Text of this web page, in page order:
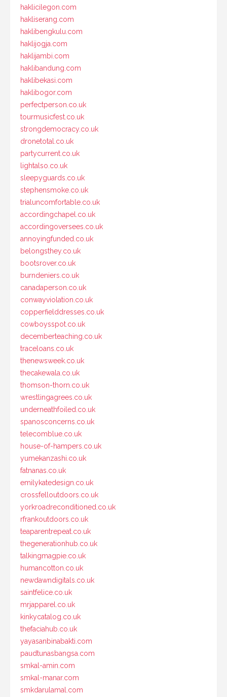
haklicilegon.com
hakliserang.com
haklibengkulu.com
haklijogja.com
haklijambi.com
haklibandung.com
haklibekasi.com
haklibogor.com
perfectperson.co.uk
tourmusicfest.co.uk
strongdemocracy.co.uk
dronetotal.co.uk
partycurrent.co.uk
lightalso.co.uk
sleepyguards.co.uk
stephensmoke.co.uk
trialuncomfortable.co.uk
accordingchapel.co.uk
accordingoversees.co.uk
annoyingfunded.co.uk
belongsthey.co.uk
bootsrover.co.uk
burndeniers.co.uk
canadaperson.co.uk
conwayviolation.co.uk
copperfielddresses.co.uk
cowboysspot.co.uk
decemberteaching.co.uk
traceloans.co.uk
thenewsweek.co.uk
thecakewala.co.uk
thomson-thorn.co.uk
wrestlingagrees.co.uk
underneathfoiled.co.uk
spanosconcerns.co.uk
telecomblue.co.uk
house-of-hampers.co.uk
yumekanzashi.co.uk
fatnanas.co.uk
emilykatedesign.co.uk
crossfelloutdoors.co.uk
yorkroadreconditioned.co.uk
rfrankoutdoors.co.uk
teaparentrepeat.co.uk
thegenerationhub.co.uk
talkingmagpie.co.uk
humancotton.co.uk
newdawndigitals.co.uk
saintfelice.co.uk
mrjapparel.co.uk
kinkycatalog.co.uk
thefaciahub.co.uk
yayasanbinabakti.com
paudtunasbangsa.com
smkal-amin.com
smkal-manar.com
smkdarulamal.com